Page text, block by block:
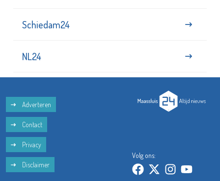
Schiedam24
NL24
Adverteren
Contact
Privacy
Disclaimer
Volg ons: